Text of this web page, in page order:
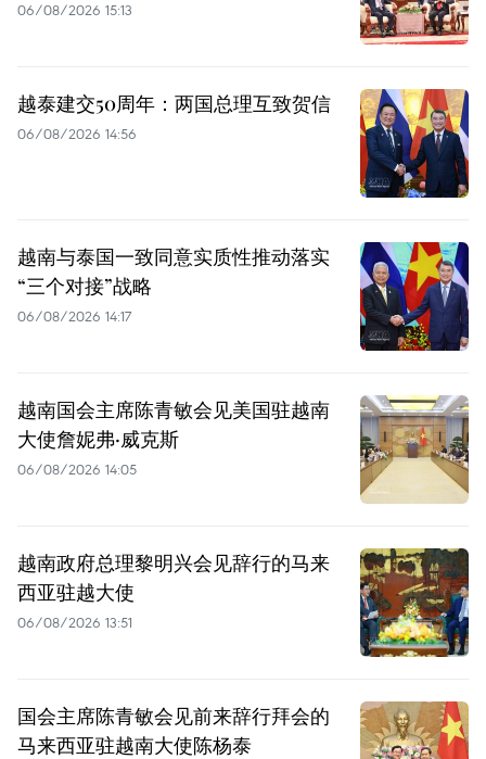
06/08/2026 15:13
越泰建交50周年：两国总理互致贺信
06/08/2026 14:56
越南与泰国一致同意实质性推动落实
“三个对接”战略
06/08/2026 14:17
越南国会主席陈青敏会见美国驻越南
大使詹妮弗·威克斯
06/08/2026 14:05
越南政府总理黎明兴会见辞行的马来
西亚驻越大使
06/08/2026 13:51
国会主席陈青敏会见前来辞行拜会的
马来西亚驻越南大使陈杨泰